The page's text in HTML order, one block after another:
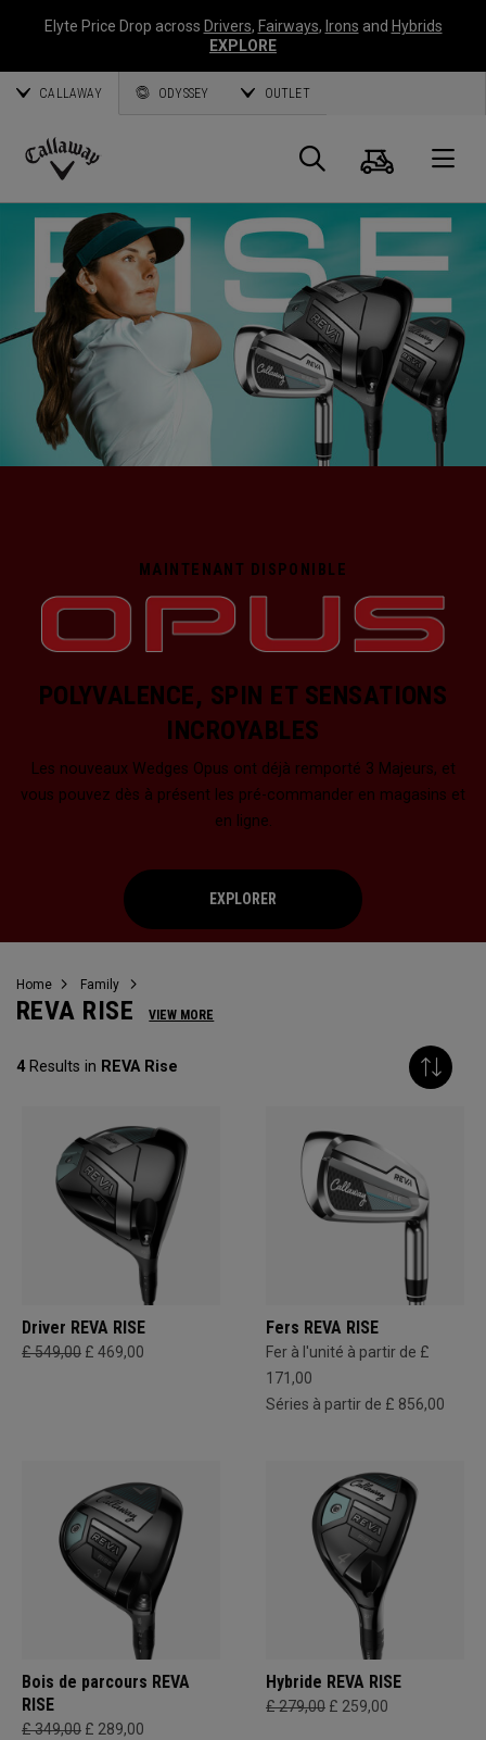
Elyte Price Drop across Drivers, Fairways, Irons and Hybrids
EXPLORE
CALLAWAY ODYSSEY OUTLET
Callaway
Panier
MAINTENANT DISPONIBLE
POLYVALENCE, SPIN ET SENSATIONS
INCROYABLES
Les nouveaux Wedges Opus ont déjà remporté 3 Majeurs, et
vous pouvez dès à présent les pré-commander en magasins et
en ligne.
EXPLORER
Home Family
REVA RISE VIEW MORE
4Results in REVA Rise
Driver REVA RISE
£ 549,00 £ 469,00
Fers REVA RISE
Fer à l'unité à partir de £
171,00
Séries à partir de £ 856,00
Bois de parcours REVA
RISE
£ 349,00 £ 289,00
Hybride REVA RISE
£ 279,00 £ 259,00